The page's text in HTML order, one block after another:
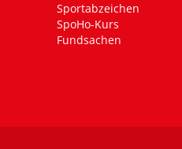
Sportabzeichen
SpoHo-Kurs
Fundsachen